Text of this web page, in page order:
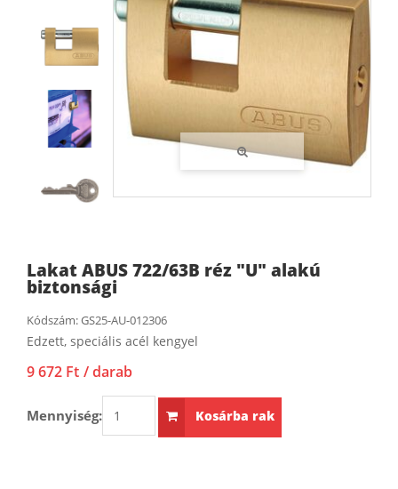
Lakat ABUS 722/63B réz "U" alakú
biztonsági
Kódszám:GS25-AU-012306
Edzett, speciális acél kengyel
9 672 Ft / darab
Mennyiség: Kosárba rak